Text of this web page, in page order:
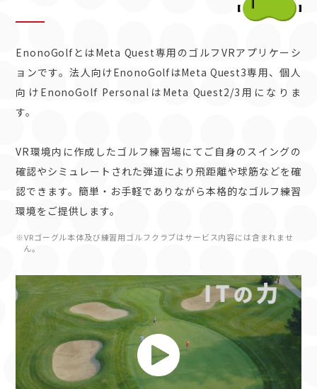
EnonoGolfとはMeta Quest専用のゴルフVRアプリケーシ
ョンです。法人向けEnonoGolfはMeta Quest3専用、個人
向けEnonoGolf PersonalはMeta Quest2/3用になりま
す。
VR環境内に作成したゴルフ練習場にてご自身のスイングの
確認やシミュレートされた弾道により飛距離や球筋などを確
認できます。簡単・お手軽でありながら本格的なゴルフ練習
環境をご提供します。
※VRゴーグル本体及び練習用ゴルフクラブはサービス内容には含まれませ
ん。